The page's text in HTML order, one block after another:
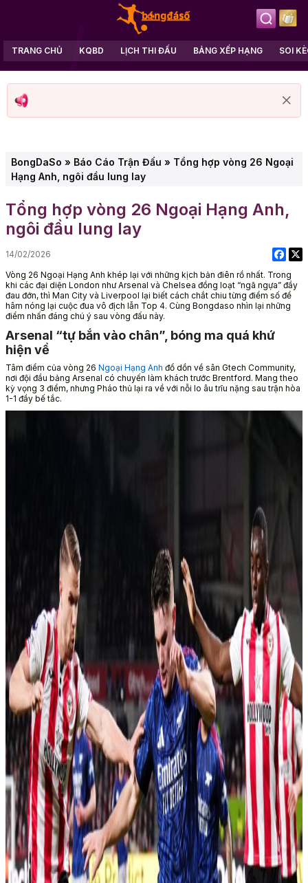
TRANG CHỦ KQBD LỊCH THI ĐẤU BẢNG XẾP HẠNG SOI
BongDaSo » Báo Cáo Trận Đấu » Tổng hợp vòng 26 Ngoại
Hạng Anh, ngôi đầu lung lay
Tổng hợp vòng 26 Ngoại Hạng Anh,
ngôi đầu lung lay
14/02/2026
Vòng 26 Ngoại Hạng Anh khép lại với những kịch bản điên rồ nhất. Trong
khi các đại diện London như Arsenal và Chelsea đồng loạt “ngã ngựa” đầy
đau đớn, thì Man City và Liverpool lại biết cách chắt chiu từng điểm số để
hâm nóng lại cuộc đua vô địch lẫn Top 4. Cùng Bongdaso nhìn lại những
điểm nhấn đáng chú ý sau vòng đấu này.
Arsenal “tự bắn vào chân”, bóng ma quá khứ
hiện về
Tâm điểm của vòng 26 Ngoại Hạng Anh đổ dồn về sân Gtech Community,
nơi đội đầu bảng Arsenal có chuyến làm khách trước Brentford. Mang theo
kỳ vọng 3 điểm, nhưng Pháo thủ lại ra về với nỗi lo âu trĩu nặng sau trận hòa
1-1 đầy bế tắc.